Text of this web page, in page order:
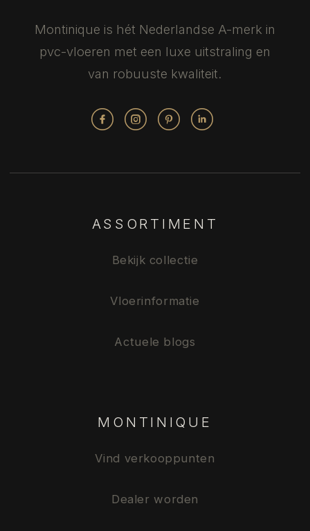
Montinique is hét Nederlandse A-merk in
pvc-vloeren met een luxe uitstraling en
van robuuste kwaliteit.
ASSORTIMENT
Bekijk collectie
Vloerinformatie
Actuele blogs
MONTINIQUE
Vind verkooppunten
Dealer worden